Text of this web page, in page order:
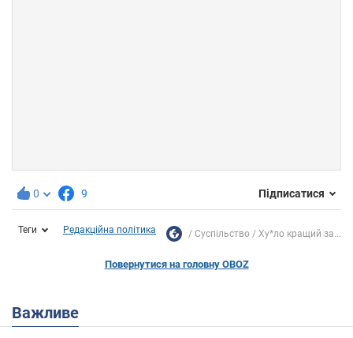
0 9 Підписатися
Теги Редакційна політика Суспільство Ху*ло кращий за...
Повернутися на головну OBOZ
Важливе